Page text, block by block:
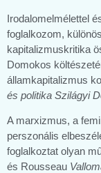
Irodalomelmélettel
foglalkozom,
kapitalizmuskritika
Domokos
államkapitalizmus
és politika Szilágyi
A marxizmus, a
perszonális
foglalkoztat olyan
és Rousseau